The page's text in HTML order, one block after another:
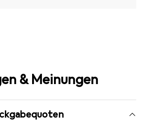
& Meinungen